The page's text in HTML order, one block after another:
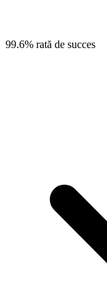
99.6% rată de succes